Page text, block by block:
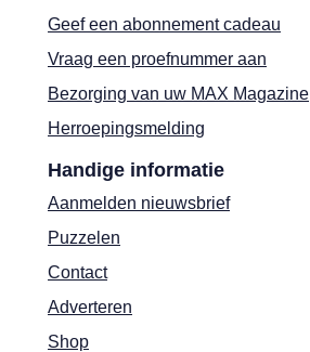
Geef een abonnement cadeau
Vraag een proefnummer aan
Bezorging van uw MAX Magazine
Herroepingsmelding
Handige informatie
Aanmelden nieuwsbrief
Puzzelen
Contact
Adverteren
Shop